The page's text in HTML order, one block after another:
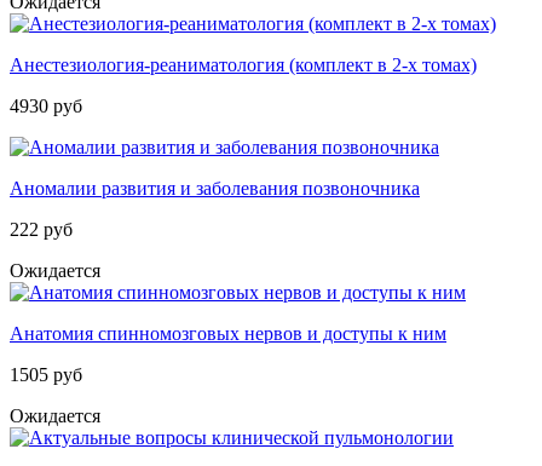
Анестезиология-реаниматология (комплект в 2-х томах)
4930 руб
Аномалии развития и заболевания позвоночника
222 руб
Ожидается
Анатомия спинномозговых нервов и доступы к ним
1505 руб
Ожидается